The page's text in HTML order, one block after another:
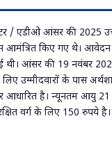
/ एडीओ आंसर की 2025
किए गए थे। आवेदन
आंसर की 19 नवंबर
उम्मीदवारों के पास
आधारित है। न्यूनतम आयु 21
वर्ग के लिए 150 रुपये है।